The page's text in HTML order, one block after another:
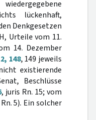
lückenhaft,
Denkgesetzen
Urteile vom 11.
14. Dezember
148, 149 jeweils
existierende
Beschlüsse
, juris Rn. 15; vom
5). Ein solcher